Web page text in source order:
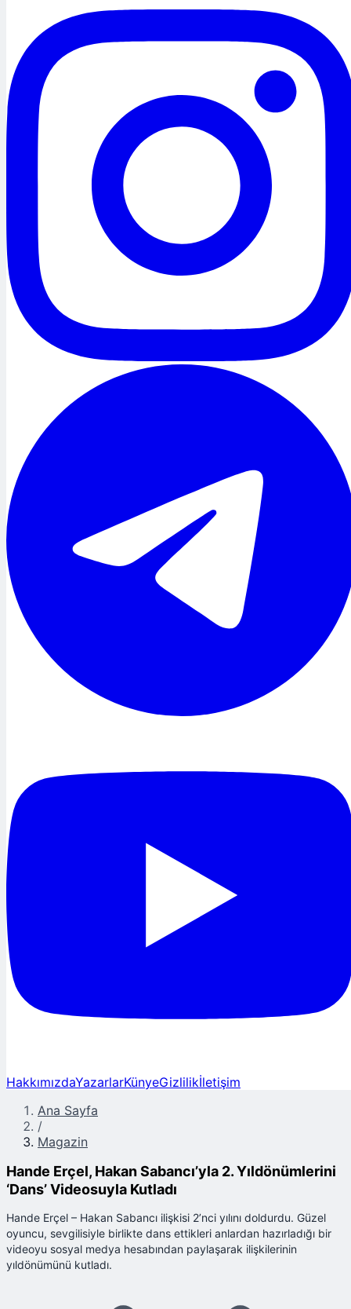
HakkımızdaYazarlarKünyeGizlilikİletişim
Ana Sayfa
/
Magazin
Hande Erçel, Hakan Sabancı’yla 2. Yıldönümlerini
‘Dans’ Videosuyla Kutladı
Hande Erçel – Hakan Sabancı ilişkisi 2’nci yılını doldurdu. Güzel
oyuncu, sevgilisiyle birlikte dans ettikleri anlardan hazırladığı bir
videoyu sosyal medya hesabından paylaşarak ilişkilerinin
yıldönümünü kutladı.